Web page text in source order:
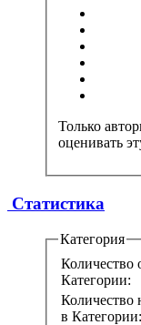
Только
оценивать
Статистика
Категория
Количество
Категории:
Количество
в Категории: